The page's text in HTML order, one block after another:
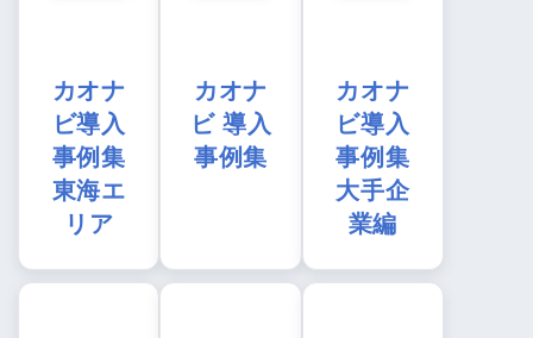
カオナ
ビ導入
事例集
東海エ
リア
カオナ
ビ 導入
事例集
カオナ
ビ導入
事例集
大手企
業編